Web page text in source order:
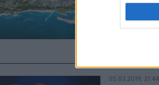
05.03.2019, 21:44